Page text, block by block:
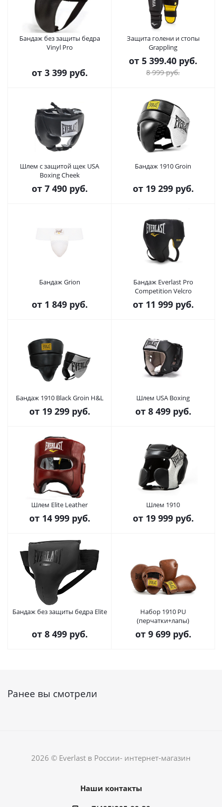
Бандаж без защиты бедра
Vinyl Pro
от 3 399 руб.
Защита голени и стопы
Grappling
от 5 399.40 руб.
8 999 руб.
Шлем с защитой щек USA
Boxing Cheek
от 7 490 руб.
Бандаж 1910 Groin
от 19 299 руб.
Бандаж Grion
от 1 849 руб.
Бандаж Everlast Pro
Competition Velcro
от 11 999 руб.
Бандаж 1910 Black Groin H&L
от 19 299 руб.
Шлем USA Boxing
от 8 499 руб.
Шлем Elite Leather
от 14 999 руб.
Шлем 1910
от 19 999 руб.
Бандаж без защиты бедра Elite
от 8 499 руб.
Набор 1910 PU
(перчатки+лапы)
от 9 699 руб.
Ранее вы смотрели
2026 © Everlast в России- интернет-магазин
Наши контакты